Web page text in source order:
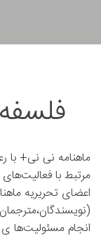
ماهنامه نی نی+ با
مرتبط با
اعضای تحریریه
انجام مسئولیت‌ها